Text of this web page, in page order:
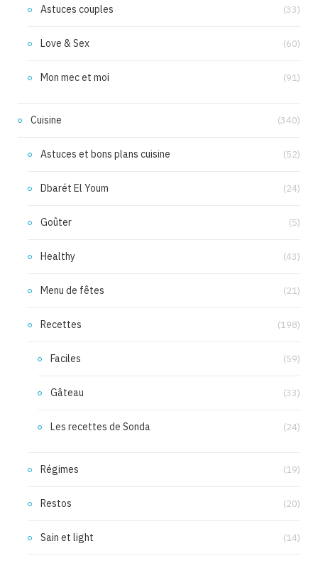
Astuces couples (33)
Love & Sex (60)
Mon mec et moi (91)
Cuisine (340)
Astuces et bons plans cuisine (52)
Dbarét El Youm (24)
Goûter (5)
Healthy (43)
Menu de fêtes (21)
Recettes (198)
Faciles (59)
Gâteau (33)
Les recettes de Sonda (24)
Régimes (19)
Restos (20)
Sain et light (14)